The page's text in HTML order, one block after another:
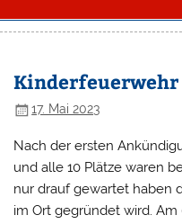
17. Mai 2023
Nach der ersten
und alle 10 Plätze waren
nur drauf gewartet haben
im Ort gegründet wird.